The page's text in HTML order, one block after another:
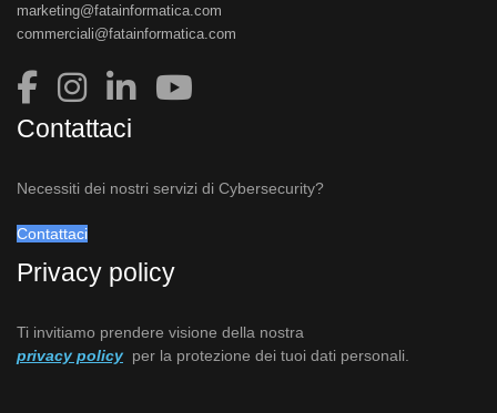
marketing@fatainformatica.com
commerciali@fatainformatica.com
Contattaci
Necessiti dei nostri servizi di Cybersecurity?
Contattaci
Privacy policy
Ti invitiamo prendere visione della nostra
privacy policy per la protezione dei tuoi dati personali.